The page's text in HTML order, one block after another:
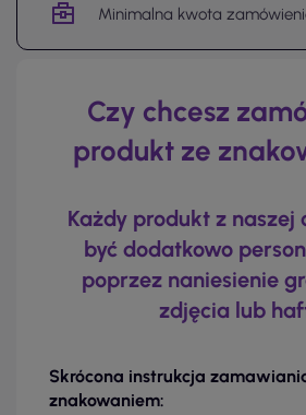
Minimalna kwota
Czy chcesz
produkt ze
Każdy produkt z naszej
być dodatkowo
poprzez naniesienie
zdjęcia lub
Skrócona instrukcja
znakowaniem: